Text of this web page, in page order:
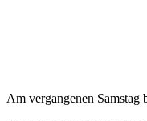
Am vergangenen Samstag